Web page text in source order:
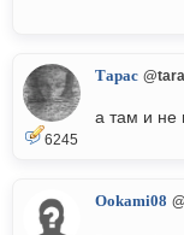
6245
Тарас
а там и не
Ookami08